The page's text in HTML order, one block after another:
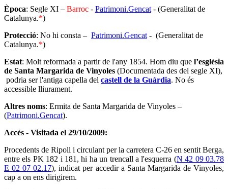
Època: Segle XI – Barroc - Patrimoni.Gencat - (Generalitat de
Catalunya.*)
Protecció: No hi consta – Patrimoni.Gencat - (Generalitat de
Catalunya.*)
Estat: Molt reformada a partir de l'any 1854. Hom diu que l’església
de Santa Margarida de Vinyoles (Documentada des del segle XI),
podria ser l'antiga capella del castell de la Guàrdia. No és
accessible lliurament.
Altres noms: Ermita de Santa Margarida de Vinyoles –
(Patrimoni.Gencat).
Accés - Visitada el 29/10/2009:
Procedents de Ripoll i circulant per la carretera C-26 en sentit Berga,
entre els PK 182 i 181, hi ha un trencall a l'esquerra (N 42 09 03.78
E 02 07 02.17), indicat per accedir a Santa Margarida de Vinyoles,
cap a on ens dirigirem.